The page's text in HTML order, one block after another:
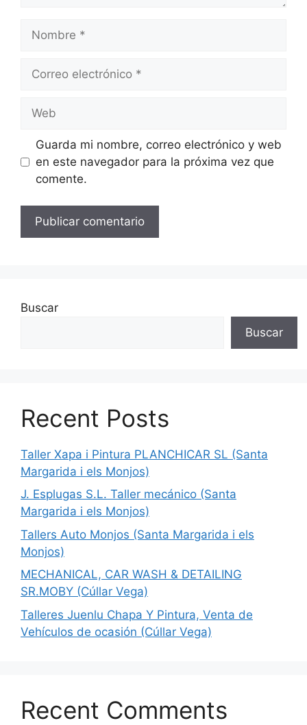
Nombre
Correo
Web
Guarda mi nombre, correo electrónico y web
en este navegador para la próxima vez que
comente.
Buscar
Buscar
Recent Posts
Taller Xapa i Pintura PLANCHICAR SL (Santa
Margarida i els Monjos)
J. Esplugas S.L. Taller mecánico (Santa
Margarida i els Monjos)
Tallers Auto Monjos (Santa Margarida i els
Monjos)
MECHANICAL, CAR WASH & DETAILING
SR.MOBY (Cúllar Vega)
Talleres Juenlu Chapa Y Pintura, Venta de
Vehículos de ocasión (Cúllar Vega)
Recent Comments